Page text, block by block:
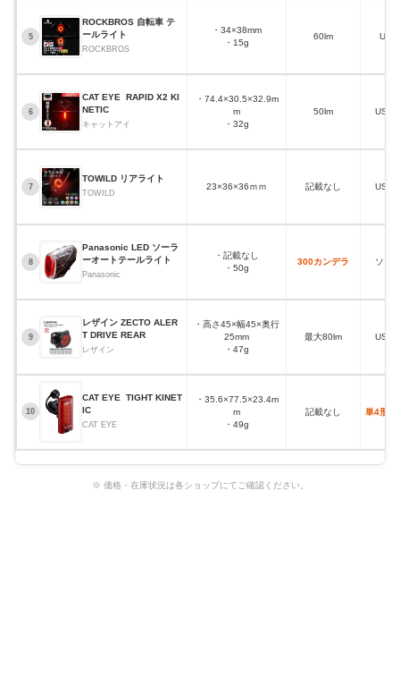
5
ROCKBROS 自転車 テ
ールライト
ROCKBROS
・34×38mm
・15g
60lm USB
6
CAT EYE RAPID X2 KI
NETIC
キャットアイ
・74.4×30.5×32.9m
m
・32g
50lm USB
7
TOWILD リアライト
TOWILD
23×36×36ｍｍ 記載なし USB
8
Panasonic LED ソーラ
ーオートテールライト
Panasonic
・記載なし
・50g
300カンデラ ソー
9
レザイン ZECTO ALER
T DRIVE REAR
レザイン
・高さ45×幅45×奥行
25mm
・47g
最大80lm USB
10
CAT EYE TIGHT KINET
IC
CAT EYE
・35.6×77.5×23.4m
m
・49g
記載なし 単4形乾
※ 価格・在庫状況は各ショップにてご確認ください。